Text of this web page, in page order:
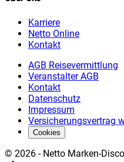
Karriere
Netto Online
Kontakt
AGB Reisevermittlung
Veranstalter AGB
Kontakt
Datenschutz
Impressum
Versicherungsvertrag
Cookies
© 2026 - Netto Marken-